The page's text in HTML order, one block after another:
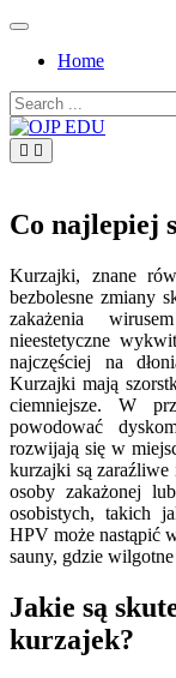
Skip
contentHome
Search
for:
Co najlepiej
Kurzajki, znane
bezbolesne zmiany
zakażenia
nieestetyczne
najczęściej na
Kurzajki mają
ciemniejsze. W
powodować
rozwijają się w
kurzajki są zaraźliwe
osoby zakażonej
osobistych, takich
HPV może nastąpić
sauny, gdzie
Jakie są
kurzajek?